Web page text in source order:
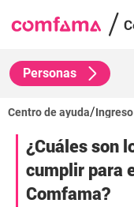
Personas
Centro de ayuda/
¿Cuáles son
cumplir para
Comfama?